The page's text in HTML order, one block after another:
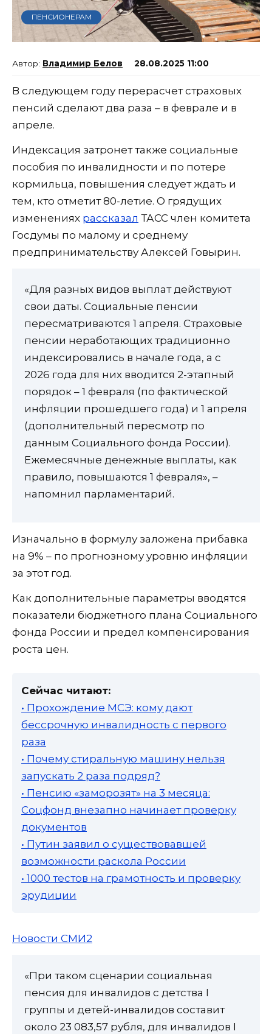
ПЕНСИОНЕРАМ
Владимир Белов 28.08.2025 11:00
В следующем году перерасчет страховых
пенсий сделают два раза – в феврале и в
апреле.
Индексация затронет также социальные
пособия по инвалидности и по потере
кормильца, повышения следует ждать и
тем, кто отметит 80-летие. О грядущих
изменениях рассказал ТАСС член комитета
Госдумы по малому и среднему
предпринимательству Алексей Говырин.
«Для разных видов выплат действуют
свои даты. Социальные пенсии
пересматриваются 1 апреля. Страховые
пенсии неработающих традиционно
индексировались в начале года, а с
2026 года для них вводится 2-этапный
порядок – 1 февраля (по фактической
инфляции прошедшего года) и 1 апреля
(дополнительный пересмотр по
данным Социального фонда России).
Ежемесячные денежные выплаты, как
правило, повышаются 1 февраля», –
напомнил парламентарий.
Изначально в формулу заложена прибавка
на 9% – по прогнозному уровню инфляции
за этот год.
Как дополнительные параметры вводятся
показатели бюджетного плана Социального
фонда России и предел компенсирования
роста цен.
Сейчас читают:
• Прохождение МСЭ: кому дают
бессрочную инвалидность с первого
раза
• Почему стиральную машину нельзя
запускать 2 раза подряд?
• Пенсию «заморозят» на 3 месяца:
Соцфонд внезапно начинает проверку
документов
• Путин заявил о существовавшей
возможности раскола России
• 1000 тестов на грамотность и проверку
эрудиции
Новости СМИ2
«При таком сценарии социальная
пенсия для инвалидов с детства I
группы и детей-инвалидов составит
около 23 083,57 рубля, для инвалидов I